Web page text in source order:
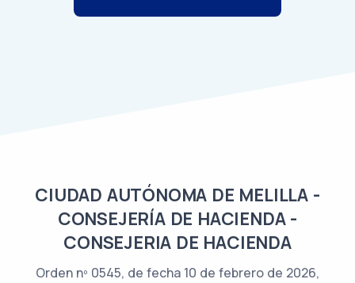
CIUDAD AUTÓNOMA DE MELILLA -
CONSEJERÍA DE HACIENDA -
CONSEJERIA DE HACIENDA
Orden nº 0545, de fecha 10 de febrero de 2026,